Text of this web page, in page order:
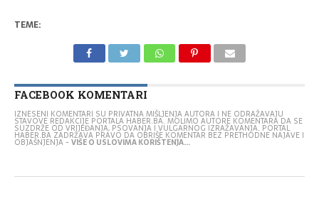
TEME:
FACEBOOK KOMENTARI
IZNESENI KOMENTARI SU PRIVATNA MIŠLJENJA AUTORA I NE ODRAŽAVAJU
STAVOVE REDAKCIJE PORTALA HABER.BA. MOLIMO AUTORE KOMENTARA DA SE
SUZDRŽE OD VRIJEĐANJA, PSOVANJA I VULGARNOG IZRAŽAVANJA. PORTAL
HABER.BA ZADRŽAVA PRAVO DA OBRIŠE KOMENTAR BEZ PRETHODNE NAJAVE I
OBJAŠNJENJA -VIŠE O USLOVIMA KORIŠTENJA...